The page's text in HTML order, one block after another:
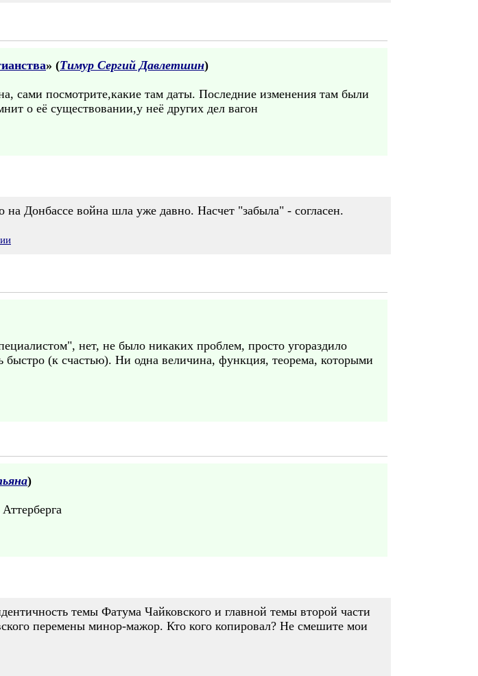
» (Тимур Сергий Давлетшин)
сами посмотрите,какие там даты. Последние изменения там были
о её существовании,у неё других дел вагон
Донбассе война шла уже давно. Насчет "забыла" - согласен.
нет, не было никаких проблем, просто угораздило
(к счастью). Ни одна величина, функция, теорема, которыми
)
темы Фатума Чайковского и главной темы второй части
перемены минор-мажор. Кто кого копировал? Не смешите мои